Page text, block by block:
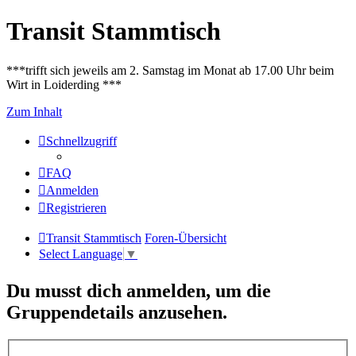
Transit Stammtisch
***trifft sich jeweils am 2. Samstag im Monat ab 17.00 Uhr beim
Wirt in Loiderding ***
Zum Inhalt
Schnellzugriff
FAQ
Anmelden
Registrieren
Transit Stammtisch Foren-Übersicht
Select Language ▼
Du musst dich anmelden, um die
Gruppendetails anzusehen.